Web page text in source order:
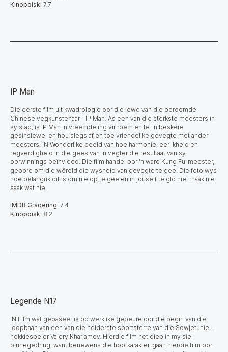
Kinopoisk: 7.7
IP Man
Die eerste film uit kwadrologie oor die lewe van die beroemde
Chinese vegkunstenaar - IP Man. As een van die sterkste meesters in
sy stad, is IP Man 'n vreemdeling vir roem en lei 'n beskeie
gesinslewe, en hou slegs af en toe vriendelike gevegte met ander
meesters. 'N Wonderlike beeld van hoe harmonie, eerlikheid en
regverdigheid in die gees van 'n vegter die resultaat van sy
oorwinnings beïnvloed. Die film handel oor 'n ware Kung Fu-meester,
gebore om die wêreld die wysheid van gevegte te gee. Die foto wys
hoe belangrik dit is om nie op te gee en in jouself te glo nie, maak nie
saak wat nie.
IMDB Gradering: 7.4
Kinopoisk: 8.2
Legende N17
'N Film wat gebaseer is op werklike gebeure oor die begin van die
loopbaan van een van die helderste sportsterre van die Sowjetunie -
hokkiespeler Valery Kharlamov. Hierdie film het diep in my siel
binnegedring, want benewens die hoofkarakter, gaan hierdie film oor